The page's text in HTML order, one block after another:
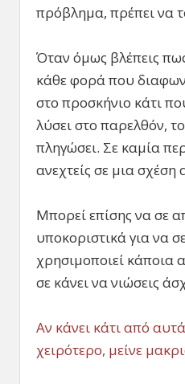
πρόβλημα, πρέπει να
Όταν όμως βλέπεις
κάθε φορά που
στο προσκήνιο κάτι
λύσει στο παρελθόν,
πληγώσει. Σε καμία
ανεχτείς σε μια σχέση
Μπορεί επίσης να σε
υποκοριστικά για να
χρησιμοποιεί κάποια
σε κάνει να νιώσεις
Αν κάνει κάτι από
χειρότερο, μείνε